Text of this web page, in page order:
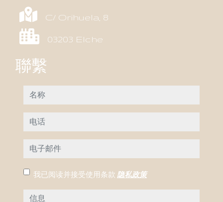
C/ Orihuela, 8
03203 Elche
聯繫
名称
电话
电子邮件
我已阅读并接受使用条款 隐私政策
信息